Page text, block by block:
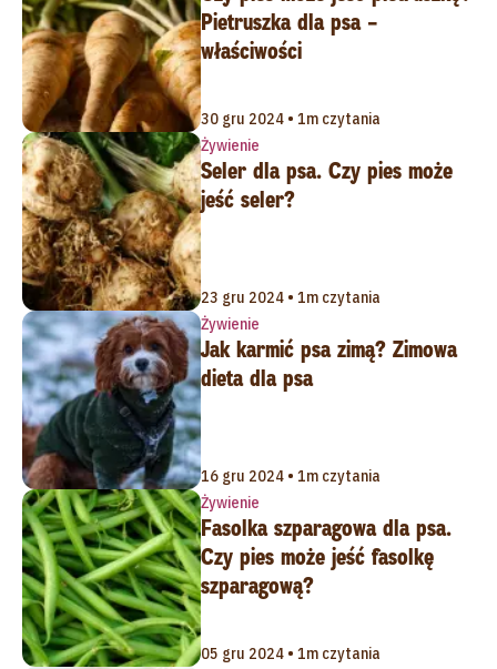
Pietruszka dla psa –
właściwości
30 gru 2024 • 1m czytania
Żywienie
Seler dla psa. Czy pies może
jeść seler?
23 gru 2024 • 1m czytania
Żywienie
Jak karmić psa zimą? Zimowa
dieta dla psa
16 gru 2024 • 1m czytania
Żywienie
Fasolka szparagowa dla psa.
Czy pies może jeść fasolkę
szparagową?
05 gru 2024 • 1m czytania